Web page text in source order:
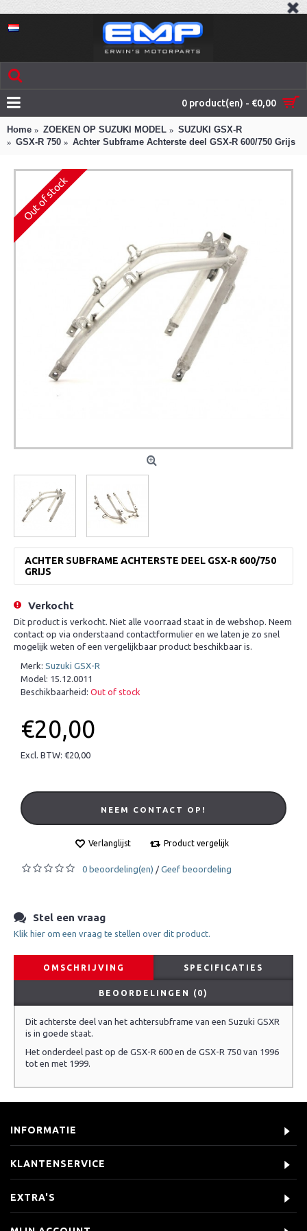
0 product(en) - €0,00
Home ZOEKEN OP SUZUKI MODEL
SUZUKI GSX-R
GSX-R 750
Achter Subframe Achterste deel GSX-R 600/750 Grijs
Out of stock
ACHTER SUBFRAME ACHTERSTE DEEL GSX-R 600/750
GRIJS
Verkocht
Dit product is verkocht. Niet alle voorraad staat in de webshop. Neem
contact op via onderstaand contactformulier en we laten je zo snel
mogelijk weten of een vergelijkbaar product beschikbaar is.
Merk: Suzuki GSX-R
Model: 15.12.0011
Beschikbaarheid: Out of stock
€20,00
Excl. BTW: €20,00
NEEM CONTACT OP!
Verlanglijst Product vergelijk
0 beoordeling(en) / Geef beoordeling
Stel een vraag
Klik hier om een vraag te stellen over dit product.
OMSCHRIJVING SPECIFICATIES
BEOORDELINGEN (0)
Dit achterste deel van het achtersubframe van een Suzuki GSXR
is in goede staat.
Het onderdeel past op de GSX-R 600 en de GSX-R 750 van 1996
tot en met 1999.
INFORMATIE
KLANTENSERVICE
EXTRA'S